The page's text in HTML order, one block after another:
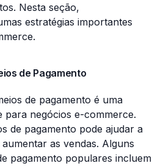
Nesta seção,
estratégias importantes
de Pagamento
de pagamento é uma
para negócios e-commerce.
de pagamento pode ajudar a
as vendas. Alguns
pagamento populares incluem